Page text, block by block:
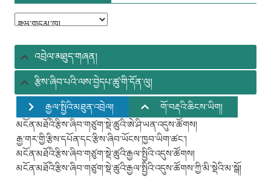
གཏན་
ཚུ།
འབྲེལ་མཐུད་གཞན།
རྩིས་ཞིབ་པའི་ལས་བྱེདཔ་ཚུ་གི་དོན་ལུ།
རྒྱལ་སྤྱིའི་མཐུན་འབྲེལ།
གོ་བརྡའི་ཆིངས་ཡིག།
མངོན་མཐོའི་རྩིས་ཞིབ་གཙུག་སྡེ་ཚུའི་ཨེ་ཤི་ཡན་འདུས་ཚོགས།
རྒྱ་གར་གྱི་རྩིས་དཔོན་དང་རྩིས་ཞིབ་ཡོངས་ཁྱབ་ཡིག་ཚང་།
མངོན་མཐོའི་རྩིས་ཞིབ་གཙུག་སྡེ་ཚུའི་རྒྱལ་སྤྱིའི་འདུས་ཚོགས།
མངོན་མཐོའི་རྩིས་ཞིབ་གཙུག་སྡེ་ཚུའི་རྒྱལ་སྤྱིའི་འདུས་ཚོགས་ཀྱི་མི་སྡེའི་མ་སྒོ།